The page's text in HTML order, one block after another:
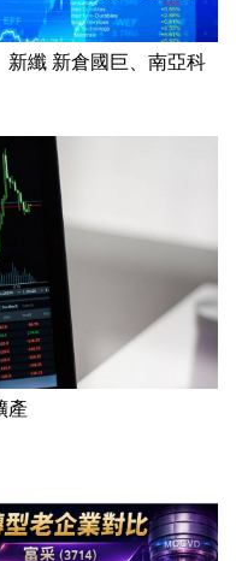
加碼久元、樺漢、友達 出清萬海、新纖 新倉國巨、南亞科
產